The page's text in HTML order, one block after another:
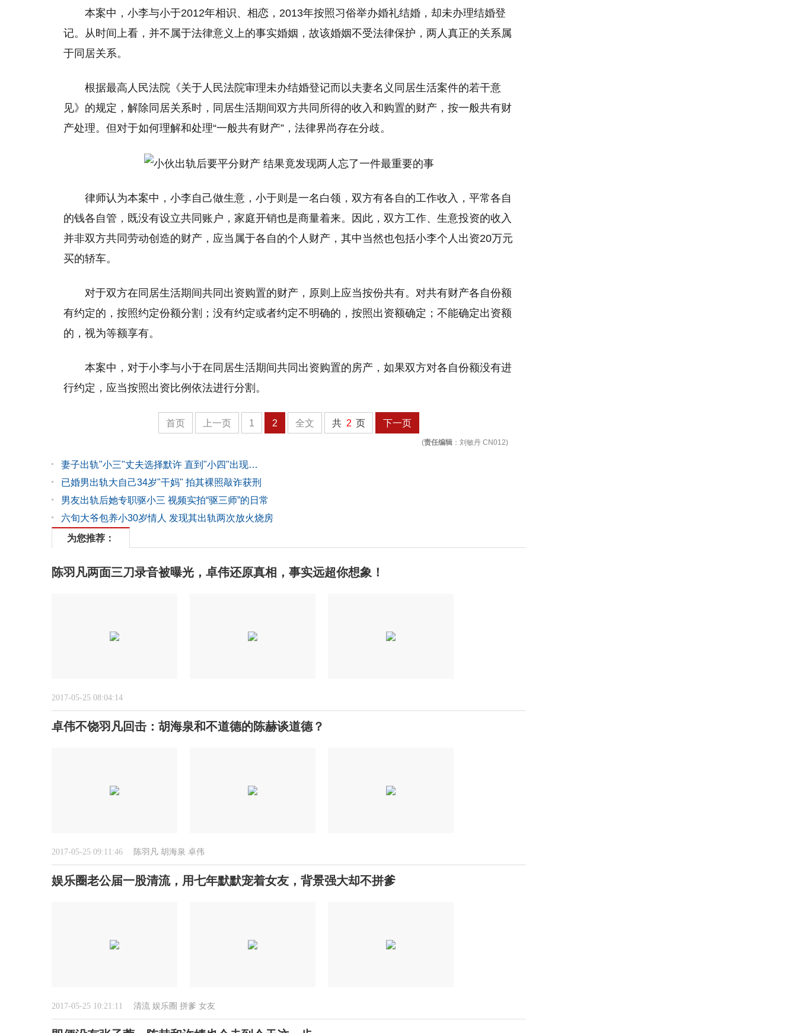
本案中，小李与小于2012年相识、相恋，2013年按照习俗举办婚礼结婚，却未办理结婚登
记。从时间上看，并不属于法律意义上的事实婚姻，故该婚姻不受法律保护，两人真正的关系属
于同居关系。
根据最高人民法院《关于人民法院审理未办结婚登记而以夫妻名义同居生活案件的若干意
见》的规定，解除同居关系时，同居生活期间双方共同所得的收入和购置的财产，按一般共有财
产处理。但对于如何理解和处理“一般共有财产”，法律界尚存在分歧。
律师认为本案中，小李自己做生意，小于则是一名白领，双方有各自的工作收入，平常各自
的钱各自管，既没有设立共同账户，家庭开销也是商量着来。因此，双方工作、生意投资的收入
并非双方共同劳动创造的财产，应当属于各自的个人财产，其中当然也包括小李个人出资20万元
买的轿车。
对于双方在同居生活期间共同出资购置的财产，原则上应当按份共有。对共有财产各自份额
有约定的，按照约定份额分割；没有约定或者约定不明确的，按照出资额确定；不能确定出资额
的，视为等额享有。
本案中，对于小李与小于在同居生活期间共同出资购置的房产，如果双方对各自份额没有进
行约定，应当按照出资比例依法进行分割。
首页 上一页 1 2 全文 共 2 页 下一页
(责任编辑 ：刘敏丹 CN012)
妻子出轨"小三"丈夫选择默许 直到"小四"出现…
已婚男出轨大自己34岁"干妈" 拍其裸照敲诈获刑
男友出轨后她专职驱小三 视频实拍“驱三师”的日常
六旬大爷包养小30岁情人 发现其出轨两次放火烧房
为您推荐：
陈羽凡两面三刀录音被曝光，卓伟还原真相，事实远超你想象！
2017-05-25 08:04:14
卓伟不饶羽凡回击：胡海泉和不道德的陈赫谈道德？
2017-05-25 09:11:46 陈羽凡 胡海泉 卓伟
娱乐圈老公届一股清流，用七年默默宠着女友，背景强大却不拼爹
2017-05-25 10:21:11 清流 娱乐圈 拼爹 女友